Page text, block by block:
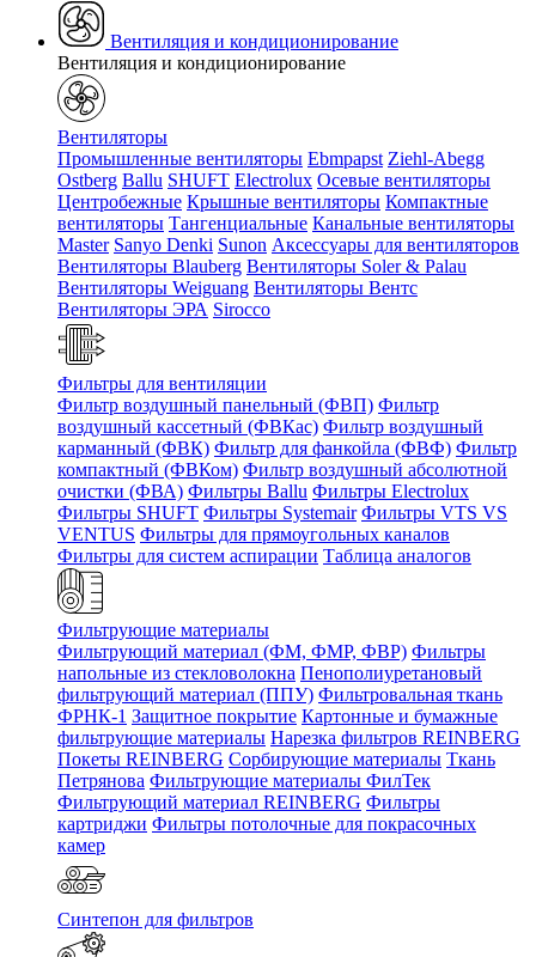
Вентиляция и кондиционирование
Вентиляция и кондиционирование
Вентиляторы
Промышленные вентиляторы Ebmpapst Ziehl-Abegg
Ostberg Ballu SHUFT Electrolux Осевые вентиляторы
Центробежные Крышные вентиляторы Компактные
вентиляторы Тангенциальные Канальные вентиляторы
Master Sanyo Denki Sunon Аксессуары для вентиляторов
Вентиляторы Blauberg Вентиляторы Soler & Palau
Вентиляторы Weiguang Вентиляторы Вентс
Вентиляторы ЭРА Sirocco
Фильтры для вентиляции
Фильтр воздушный панельный (ФВП) Фильтр
воздушный кассетный (ФВКас) Фильтр воздушный
карманный (ФВК) Фильтр для фанкойла (ФВФ) Фильтр
компактный (ФВКом) Фильтр воздушный абсолютной
очистки (ФВА) Фильтры Ballu Фильтры Electrolux
Фильтры SHUFT Фильтры Systemair Фильтры VTS VS
VENTUS Фильтры для прямоугольных каналов
Фильтры для систем аспирации Таблица аналогов
Фильтрующие материалы
Фильтрующий материал (ФМ, ФМР, ФВР) Фильтры
напольные из стекловолокна Пенополиуретановый
фильтрующий материал (ППУ) Фильтровальная ткань
ФРНК-1 Защитное покрытие Картонные и бумажные
фильтрующие материалы Нарезка фильтров REINBERG
Покеты REINBERG Сорбирующие материалы Ткань
Петрянова Фильтрующие материалы ФилТек
Фильтрующий материал REINBERG Фильтры
картриджи Фильтры потолочные для покрасочных
камер
Синтепон для фильтров